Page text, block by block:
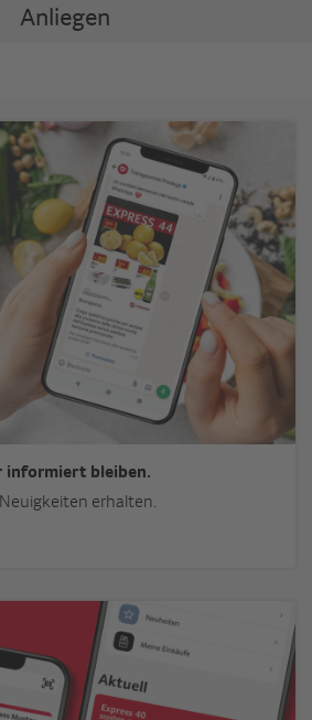
Anliegen
informiert bleiben.
erhalten.